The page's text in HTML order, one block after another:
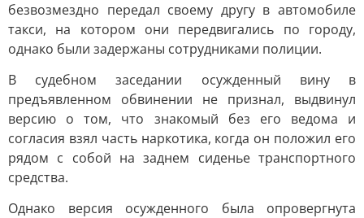
безвозмездно передал своему другу в автомобиле
такси, на котором они передвигались по городу,
однако были задержаны сотрудниками полиции.
В судебном заседании осужденный вину в
предъявленном обвинении не признал, выдвинул
версию о том, что знакомый без его ведома и
согласия взял часть наркотика, когда он положил его
рядом с собой на заднем сиденье транспортного
средства.
Однако версия осужденного была опровергнута